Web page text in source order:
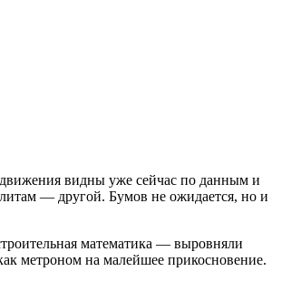
движения видны уже сейчас по данным и
— другой. Бумов не ожидается, но и
математика — выровняли
метроном на малейшее прикосновение.